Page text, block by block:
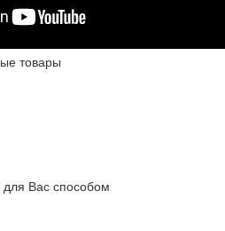
товары
Вас способом